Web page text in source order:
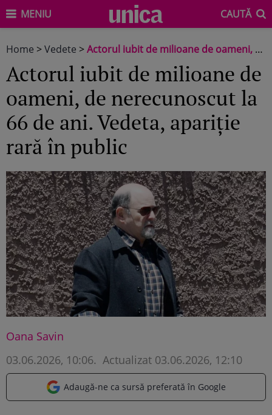
MENIU CAUTĂ
Home >Vedete >Actorul iubit de milioane de oameni, de nerecunoscut la 66 de ani. Vedeta, apariție rară în public
Actorul iubit de milioane de
oameni, de nerecunoscut la
66 de ani. Vedeta, apariție
rară în public
Oana Savin
03.06.2026, 10:06. Actualizat 03.06.2026, 12:10
Adaugă-ne ca sursă preferată în Google